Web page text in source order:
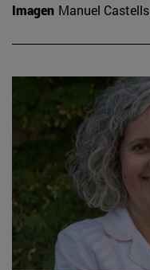
Imagen Manuel Castells